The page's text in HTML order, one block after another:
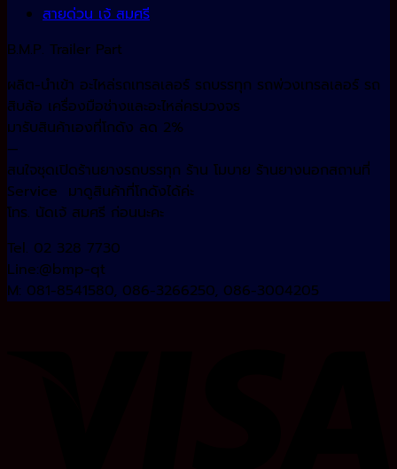
สายด่วน เจ้ สมศรี
B.M.P. Trailer Part
ผลิต-นำเข้า อะไหล่รถเทรลเลอร์ รถบรรทุก รถพ่วงเทรลเลอร์ รถ
สิบล้อ เครื่องมือช่างและอะไหล่ครบวงจร
มารับสินค้าเองที่โกดัง ลด 2%
—
สนใจชุดเปิดร้านยางรถบรรทุก ร้าน โมบาย ร้านยางนอกสถานที่
Service มาดูสินค้าที่โกดังได้ค่ะ
โทร. นัดเจ้ สมศรี ก่อนนะคะ
Tel. 02 328 7730
Line:@bmp-qt
M: 081-8541580, 086-3266250, 086-3004205